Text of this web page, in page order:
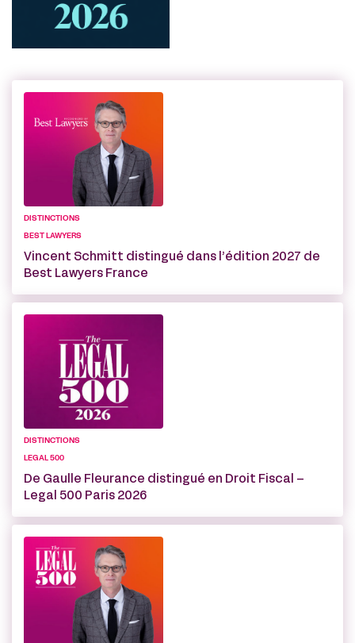
DISTINCTIONS
BEST LAWYERS
Vincent Schmitt distingué dans l’édition 2027 de
Best Lawyers France
DISTINCTIONS
LEGAL 500
De Gaulle Fleurance distingué en Droit Fiscal –
Legal 500 Paris 2026